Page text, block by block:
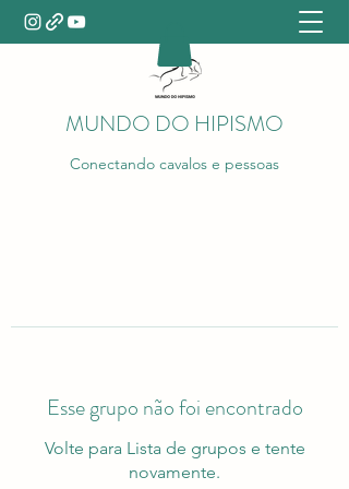
MUNDO DO HIPISMO
Conectando cavalos e pessoas
Esse grupo não foi encontrado
Volte para Lista de grupos e tente
novamente.